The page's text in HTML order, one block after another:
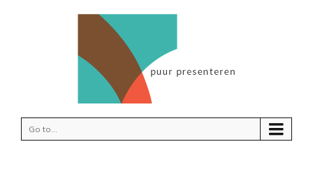
Go to...